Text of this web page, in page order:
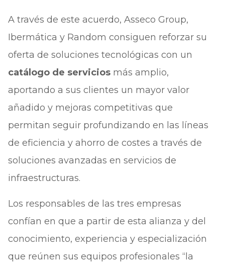
A través de este acuerdo, Asseco Group,
Ibermática y Random consiguen reforzar su
oferta de soluciones tecnológicas con un
catálogo de serviciosmás amplio,
aportando a sus clientes un mayor valor
añadido y mejoras competitivas que
permitan seguir profundizando en las líneas
de eficiencia y ahorro de costes a través de
soluciones avanzadas en servicios de
infraestructuras.
Los responsables de las tres empresas
confían en que a partir de esta alianza y del
conocimiento, experiencia y especialización
que reúnen sus equipos profesionales “la